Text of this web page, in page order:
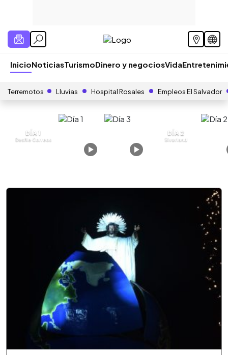
InicioNoticiasTurismoDinero y negociosVida
Terremotos Lluvias Hospital Rosales Empleos El Salvador
DÍA 1
Desfile Correos
DÍA 2
Sivarland